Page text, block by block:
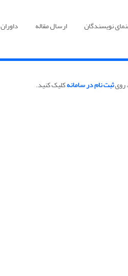
نویسندگان ارسال مقاله داوران
رویثبت نام در سامانهکلیک کنید.